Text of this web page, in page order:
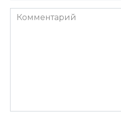
Комментарий